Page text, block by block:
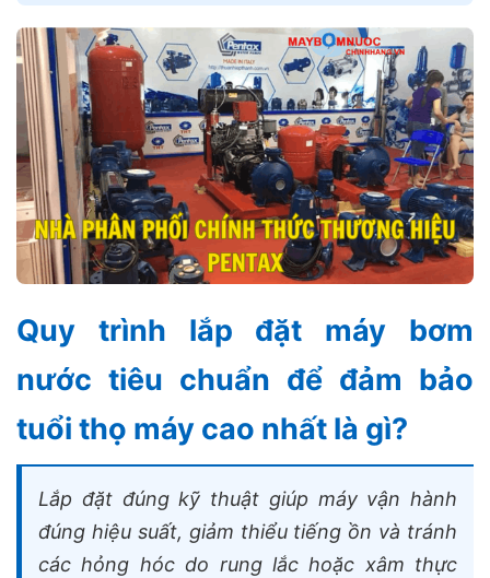
Quy trình lắp đặt máy bơm
nước tiêu chuẩn để đảm bảo
tuổi thọ máy cao nhất là gì?
Lắp đặt đúng kỹ thuật giúp máy vận hành
đúng hiệu suất, giảm thiểu tiếng ồn và tránh
các hỏng hóc do rung lắc hoặc xâm thực